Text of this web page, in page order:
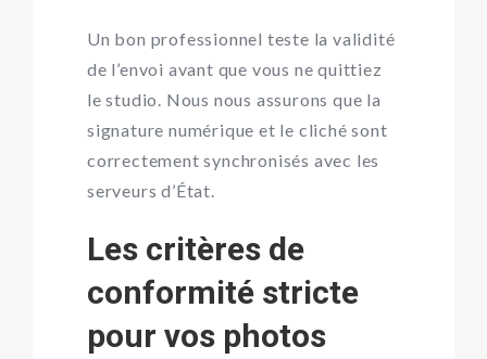
Un bon professionnel teste la validité
de l’envoi avant que vous ne quittiez
le studio. Nous nous assurons que la
signature numérique et le cliché sont
correctement synchronisés avec les
serveurs d’État.
Les critères de
conformité stricte
pour vos photos